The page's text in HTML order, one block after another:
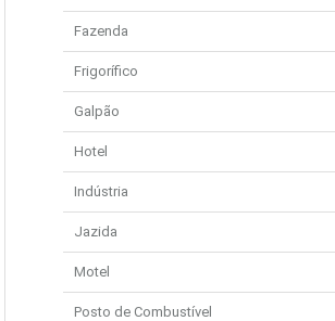
Fazenda
Frigorífico
Galpão
Hotel
Indústria
Jazida
Motel
Posto de Combustível